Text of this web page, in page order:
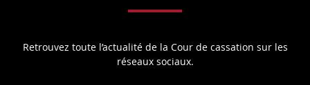
Retrouvez toute l’actualité de la Cour de cassation sur les
réseaux sociaux.